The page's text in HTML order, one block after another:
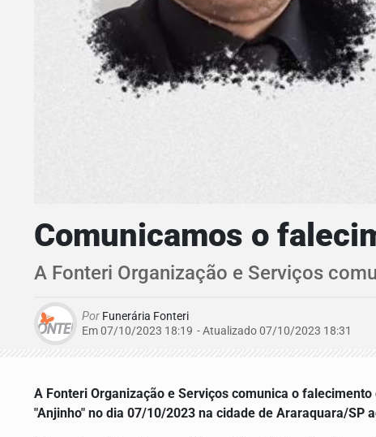
Comunicamos o
A Fonteri Organização e Serviços
Por Funerária Fonteri
Em 07/10/2023 18:19 - Atualizado07/10/2023 18:31
A Fonteri Organização e Serviços comunica o falecimento
"Anjinho" no dia 07/10/2023 na cidade de Araraquara/SP